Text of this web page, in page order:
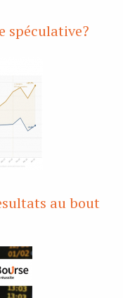
spéculative?
au bout